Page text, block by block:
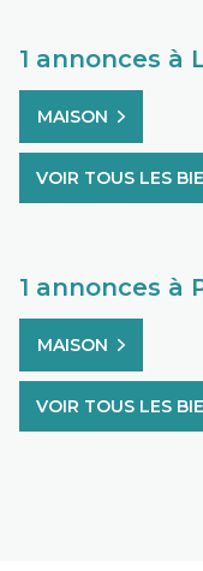
1 annonces à
MAISON
VOIR TOUS LES
1 annonces à
MAISON
VOIR TOUS LES